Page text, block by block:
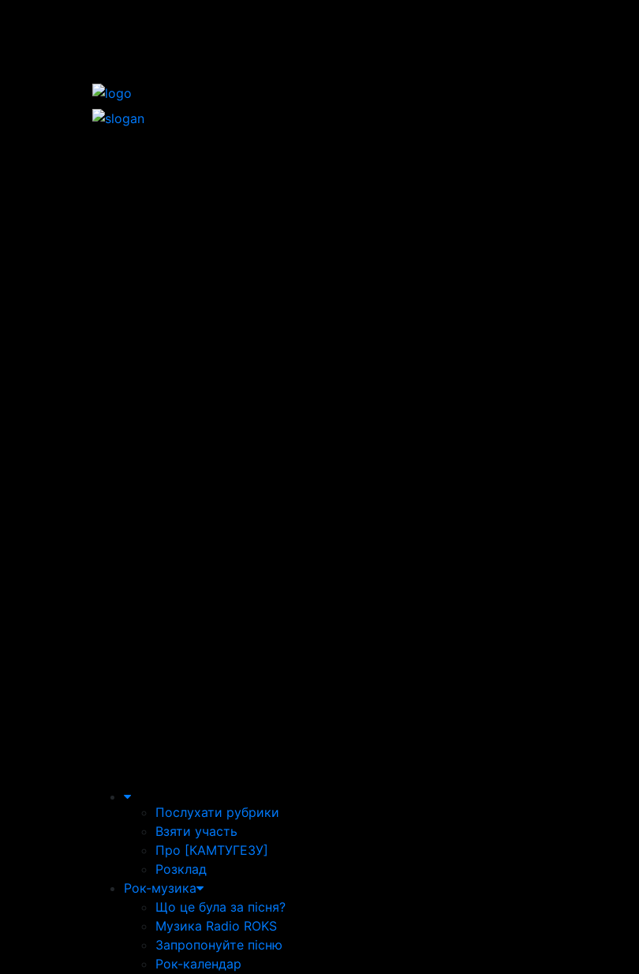
Послухати рубрики
Взяти участь
Про [КАМТУГЕЗУ]
Розклад
Рок-музика
Що це була за пісня?
Музика Radio ROKS
Запропонуйте пісню
Рок-календар